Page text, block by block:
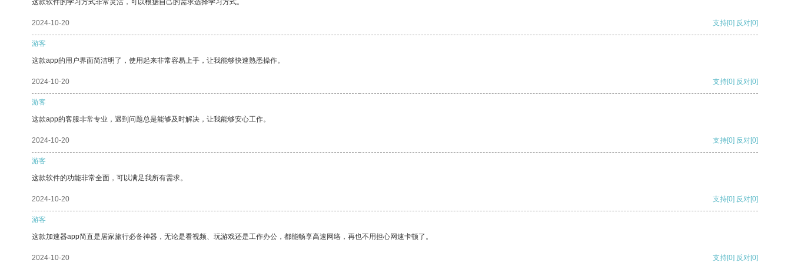
这款软件的学习方式非常灵活，可以根据自己的需求选择学习方式。
2024-10-20 支持[0] 反对[0]
游客
这款app的用户界面简洁明了，使用起来非常容易上手，让我能够快速熟悉操作。
2024-10-20 支持[0] 反对[0]
游客
这款app的客服非常专业，遇到问题总是能够及时解决，让我能够安心工作。
2024-10-20 支持[0] 反对[0]
游客
这款软件的功能非常全面，可以满足我所有需求。
2024-10-20 支持[0] 反对[0]
游客
这款加速器app简直是居家旅行必备神器，无论是看视频、玩游戏还是工作办公，都能畅享高速网络，再也不用担心网速卡顿了。
2024-10-20 支持[0] 反对[0]